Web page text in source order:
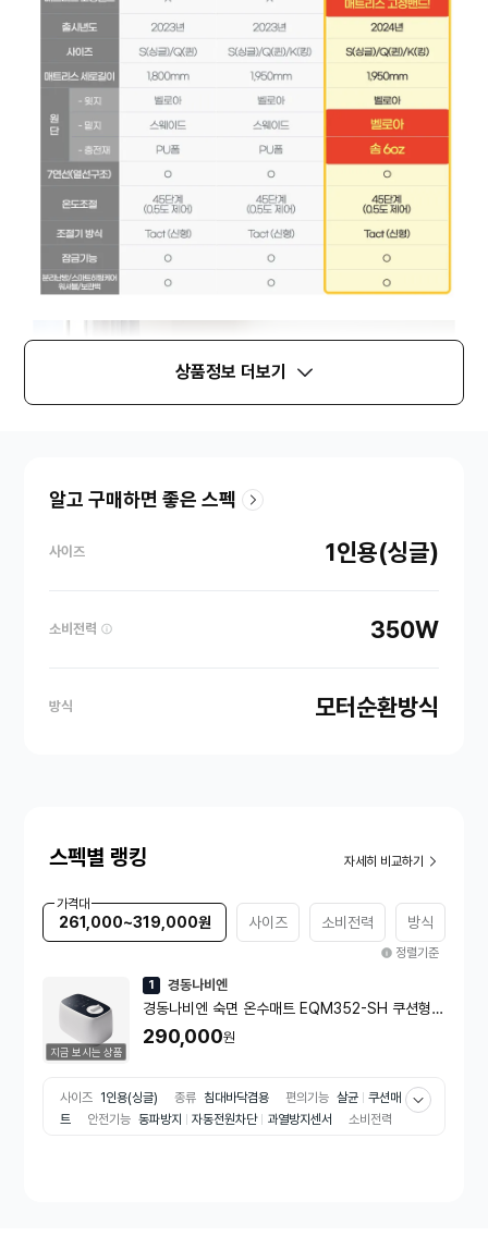
상품정보 더보기
알고 구매하면 좋은 스펙
사이즈 1인용(싱글)
소비전력 350W
방식 모터순환방식
스펙별 랭킹 자세히 비교하기
가격대
261,000~319,000원 사이즈 소비전력 방식
정렬기준
지금 보시는 상품
1 경동나비엔
경동나비엔 숙면 온수매트 EQM352-SH 쿠션형/
싱글
290,000원
사이즈 1인용(싱글) 종류 침대바닥겸용 편의기능 살균
쿠션매
트
안전기능 동파방지 자동전원차단 과열방지센서
소비전력